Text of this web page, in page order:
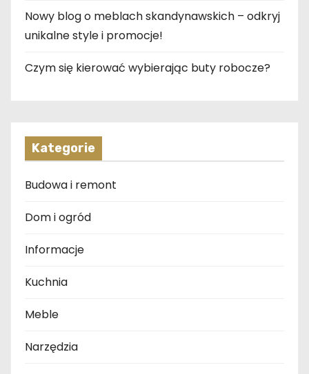
Nowy blog o meblach skandynawskich – odkryj
unikalne style i promocje!
Czym się kierować wybierając buty robocze?
Kategorie
Budowa i remont
Dom i ogród
Informacje
Kuchnia
Meble
Narzędzia